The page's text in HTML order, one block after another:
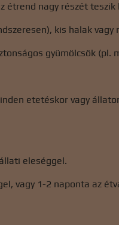
étrend nagy részét teszik
kis halak
gyümölcsök (pl.
etetéskor vagy
eleséggel.
vagy 1-2 naponta az